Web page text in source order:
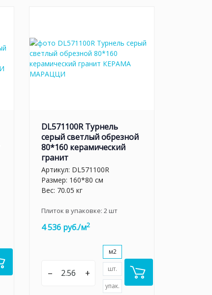
DL571100R Турнель
серый светлый обрезной
80*160 керамический
гранит
Артикул: DL571100R
Размер: 160*80 см
Вес: 70.05 кг
Плиток в упаковке: 2шт
4 536 руб./м2
– +
м2
шт.
упак.